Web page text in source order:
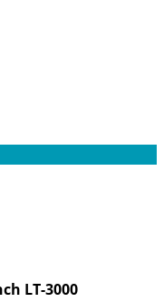
LT-3000